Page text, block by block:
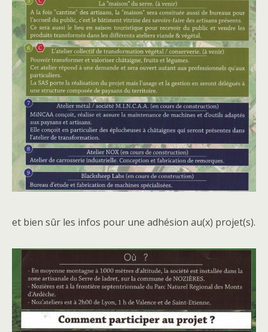
et bien sûr les infos pour une adhésion au(x) projet(s).